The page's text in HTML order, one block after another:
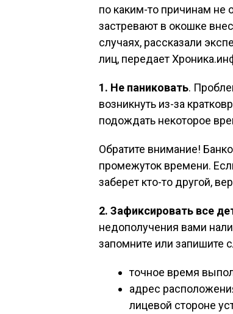
по каким-то причинам
застревают в окошке
случаях, рассказали
лиц, передает
1. Не паниковать.
возникнуть из-за
подождать некоторое
Обратите внимание!
промежуток времени.
заберет кто-то другой,
2. Зафиксировать все
недополучения вами
запомните или
точное время
адрес
лицевой стороне